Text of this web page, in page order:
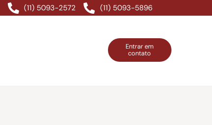
(11) 5093-2572 (11) 5093-5896
Entrar em
contato